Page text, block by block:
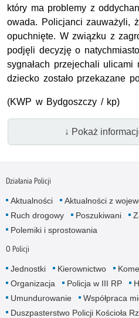
który ma problemy z
owada. Policjanci zauważyli,
opuchnięte. W związku z
podjęli decyzję o
sygnałach przejechali
dziecko zostało przekazane
(KWP w Bydgoszczy / kp)
↓ Pokaż
Działania Policji
Aktualności Aktualności z
Ruch drogowy
Poszukiwani
Polemiki i sprostowania
O Policji
Jednostki Kierownictwo
Organizacja
Policja w III RP
Umundurowanie
Współpraca
Duszpasterstwo Policji Kościoła